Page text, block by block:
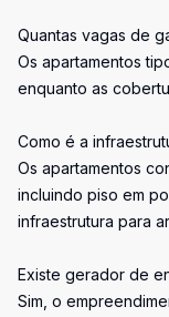
Quantas vagas de
Os apartamentos
enquanto as
Como é a
Os apartamentos
incluindo piso em
infraestrutura para
Existe gerador de
Sim, o